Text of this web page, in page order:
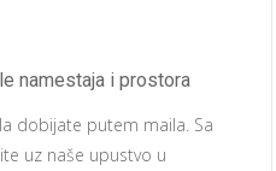
namestaja i prostora
dobijate putem maila. Sa
uz naše upustvo u